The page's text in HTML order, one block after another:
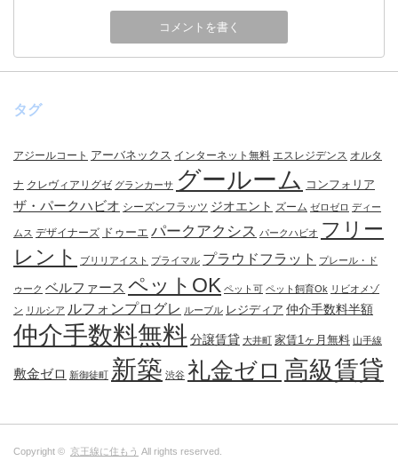
タグ
アジールコート アーバネックス インターネット無料 エスレジデンス オルタ
ナ クレヴィアリグゼ グランカーサ グールーム コンフォリア
ザ・パークハビオ シーズンフラッツ ジオエント ズーム ゼロゼロ ディー
ムス デザイナーズ ドゥーエ パークアクシス パークハビオ フリー
レント
ブリリアイスト プライマル プラウドフラット プレール・ド
ゥーク ベルファース ペットOK ペット可 ペット飼育Ok リビオメゾ
ン リルシア ルフォンプログレ ルーブル レジディア 仲介手数料半額
仲介手数料無料 分譲賃貸 大井町 家賃1ヶ月無料 山手線
敷金ゼロ 新御徒町 新築 渋谷 礼金ゼロ 高級賃貸
Copyright © 京王線に住もう All rights reserved.